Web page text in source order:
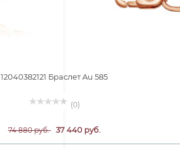
12040382121 Браслет Au 585
(0)
74 880 руб. 37 440 руб.